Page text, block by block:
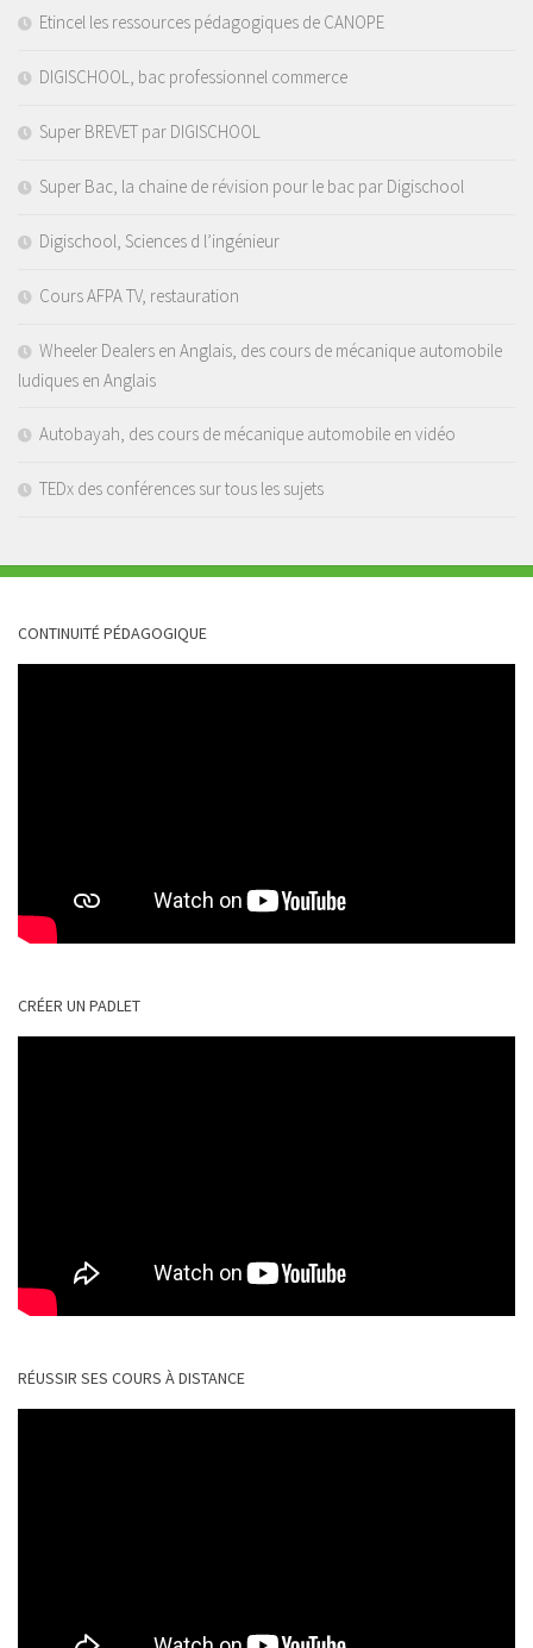
Etincel les ressources pédagogiques de CANOPE
DIGISCHOOL, bac professionnel commerce
Super BREVET par DIGISCHOOL
Super Bac, la chaine de révision pour le bac par Digischool
Digischool, Sciences d l’ingénieur
Cours AFPA TV, restauration
Wheeler Dealers en Anglais, des cours de mécanique automobile
ludiques en Anglais
Autobayah, des cours de mécanique automobile en vidéo
TEDx des conférences sur tous les sujets
CONTINUITÉ PÉDAGOGIQUE
CRÉER UN PADLET
RÉUSSIR SES COURS À DISTANCE